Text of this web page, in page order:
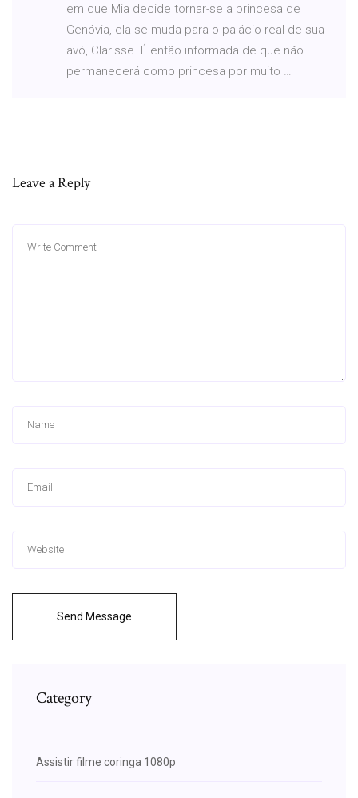
em que Mia decide tornar-se a princesa de
Genóvia, ela se muda para o palácio real de sua
avó, Clarisse. É então informada de que não
permanecerá como princesa por muito …
Leave a Reply
Send Message
Category
Assistir filme coringa 1080p